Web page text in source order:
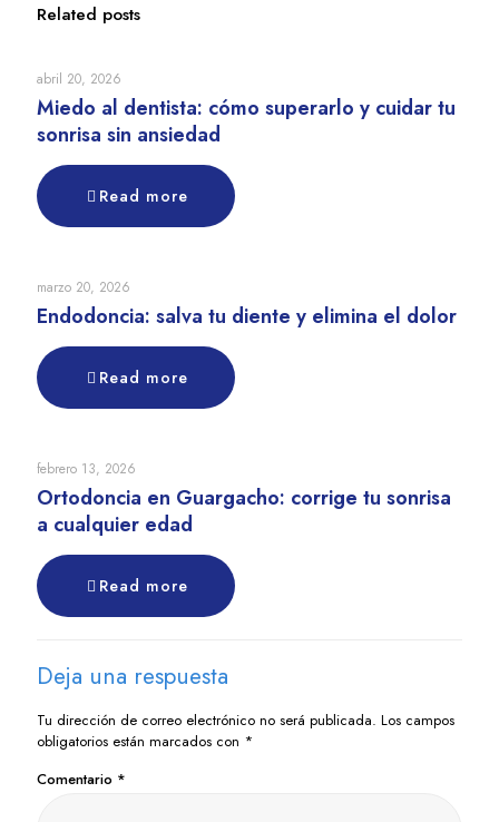
Related posts
abril 20, 2026
Miedo al dentista: cómo superarlo y cuidar tu
sonrisa sin ansiedad
Read more
marzo 20, 2026
Endodoncia: salva tu diente y elimina el dolor
Read more
febrero 13, 2026
Ortodoncia en Guargacho: corrige tu sonrisa
a cualquier edad
Read more
Deja una respuesta
Tu dirección de correo electrónico no será publicada. Los campos
obligatorios están marcados con *
Comentario *